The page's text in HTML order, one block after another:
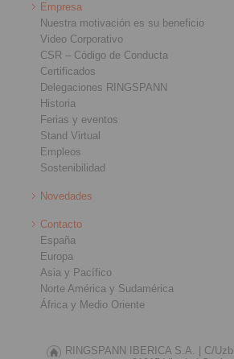
Empresa
Nuestra motivación es su beneficio
Video Corporativo
CSR – Código de Conducta
Certificados
Delegaciones RINGSPANN
Historia
Ferias y eventos
Stand Virtual
Empleos
Sostenibilidad
Novedades
Contacto
España
Europa
Asia y Pacífico
Norte América y Sudamérica
África y Medio Oriente
RINGSPANN IBERICA S.A. |
C/